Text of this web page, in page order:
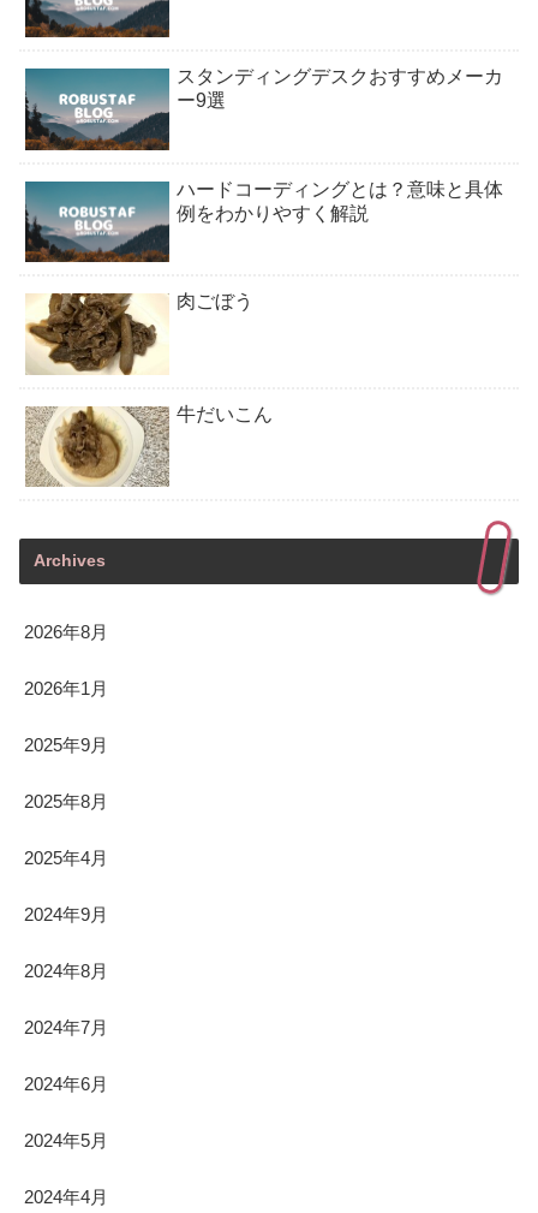
スタンディングデスクおすすめメーカ
ー9選
ハードコーディングとは？意味と具体
例をわかりやすく解説
肉ごぼう
牛だいこん
Archives
2026年8月
2026年1月
2025年9月
2025年8月
2025年4月
2024年9月
2024年8月
2024年7月
2024年6月
2024年5月
2024年4月